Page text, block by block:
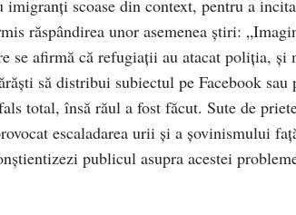
scoase din context, pentru a
răspândirea unor asemenea știri:
se afirmă că refugiații au atacat poliția,
să distribui subiectul pe Facebook
total, însă răul a fost făcut. Sute de
escaladarea urii și a șovinismului
publicul asupra acestei